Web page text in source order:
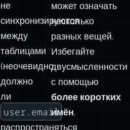
не
синхронизируются
между
таблицами
(неочевидно,
должно
ли
user.email
распространяться
может означать
несколько
разных вещей.
Избегайте
двусмысленности
с помощью
более коротких
имён.